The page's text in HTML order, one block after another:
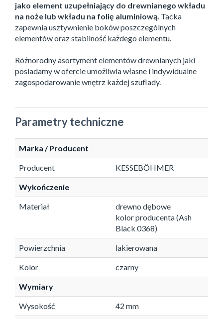
jako element uzupełniający do drewnianego wkładu
na noże lub wkładu na folię aluminiową. Tacka
zapewnia usztywnienie boków poszczególnych
elementów oraz stabilność każdego elementu.
Różnorodny asortyment elementów drewnianych jaki
posiadamy w ofercie umożliwia własne i indywidualne
zagospodarowanie wnętrz każdej szuflady.
Parametry techniczne
Marka / Producent
Producent KESSEBÖHMER
Wykończenie
Materiał
drewno dębowe
kolor producenta (Ash
Black 0368)
Powierzchnia lakierowana
Kolor czarny
Wymiary
Wysokość 42 mm